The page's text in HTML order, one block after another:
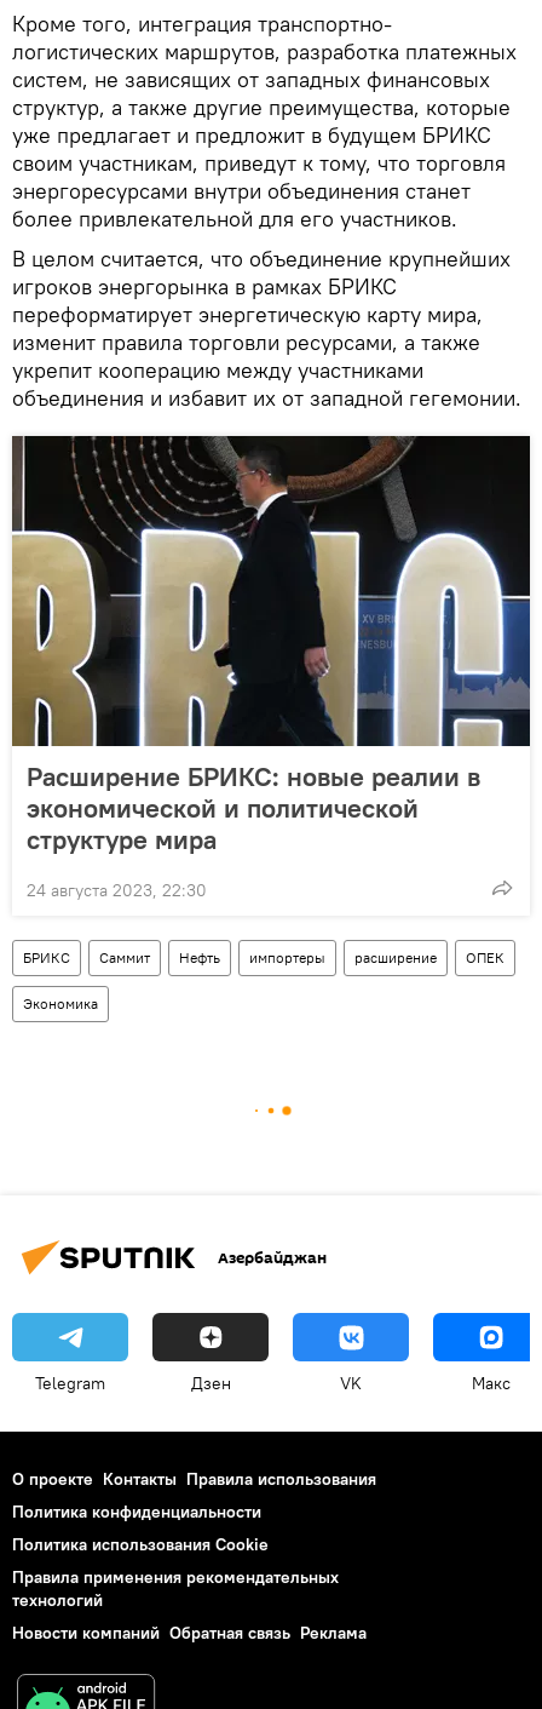
Кроме того, интеграция транспортно-
логистических маршрутов, разработка платежных
систем, не зависящих от западных финансовых
структур, а также другие преимущества, которые
уже предлагает и предложит в будущем БРИКС
своим участникам, приведут к тому, что торговля
энергоресурсами внутри объединения станет
более привлекательной для его участников.
В целом считается, что объединение крупнейших
игроков энергорынка в рамках БРИКС
переформатирует энергетическую карту мира,
изменит правила торговли ресурсами, а также
укрепит кооперацию между участниками
объединения и избавит их от западной гегемонии.
Расширение БРИКС: новые реалии в
экономической и политической
структуре мира
24 августа 2023, 22:30
БРИКС Саммит Нефть импортеры расширение ОПЕК
Экономика
Азербайджан
Telegram Дзен VK Макс
О проекте Контакты Правила использования
Политика конфиденциальности
Политика использования Cookie
Правила применения рекомендательных
технологий
Новости компаний Обратная связь Реклама